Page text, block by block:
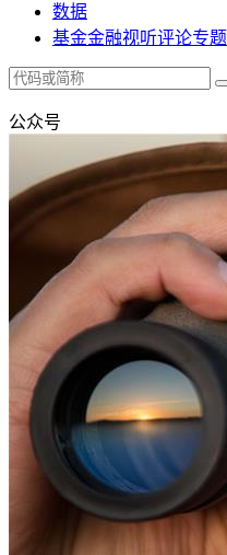
数据
基金金融视听评论专题
公众号